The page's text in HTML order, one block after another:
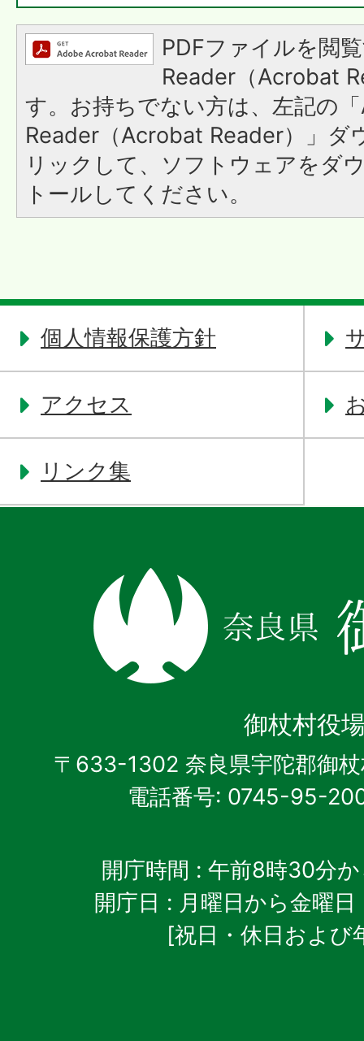
PDFファイルを閲
Reader（Acrobat
す。お持ちでない方は、左記の
Reader（Acrobat Reader）」ダ
リックして、ソフトウェアをダ
トールしてください。
個人情報保護方針
アクセス
リンク集
奈
良
県
御杖村役
〒633-1302 奈良県宇陀郡御
電話番号: 0745-95-
開庁時間 : 午前8時30分
開庁日 : 月曜日から金曜日
[祝日・休日および